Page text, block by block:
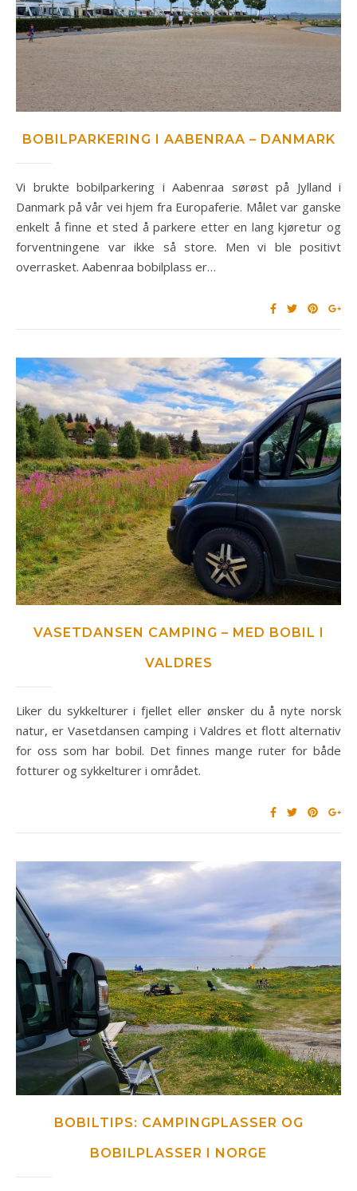
BOBILPARKERING I AABENRAA – DANMARK
Vi brukte bobilparkering i Aabenraa sørøst på Jylland i
Danmark på vår vei hjem fra Europaferie. Målet var ganske
enkelt å finne et sted å parkere etter en lang kjøretur og
forventningene var ikke så store. Men vi ble positivt
overrasket. Aabenraa bobilplass er…
VASETDANSEN CAMPING – MED BOBIL I
VALDRES
Liker du sykkelturer i fjellet eller ønsker du å nyte norsk
natur, er Vasetdansen camping i Valdres et flott alternativ
for oss som har bobil. Det finnes mange ruter for både
fotturer og sykkelturer i området.
BOBILTIPS: CAMPINGPLASSER OG
BOBILPLASSER I NORGE